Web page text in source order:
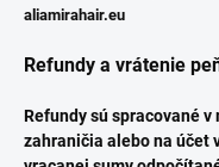
aliamirahair.eu
Refundy a vrátenie
Refundy sú spracované v
zahraničia alebo na účet